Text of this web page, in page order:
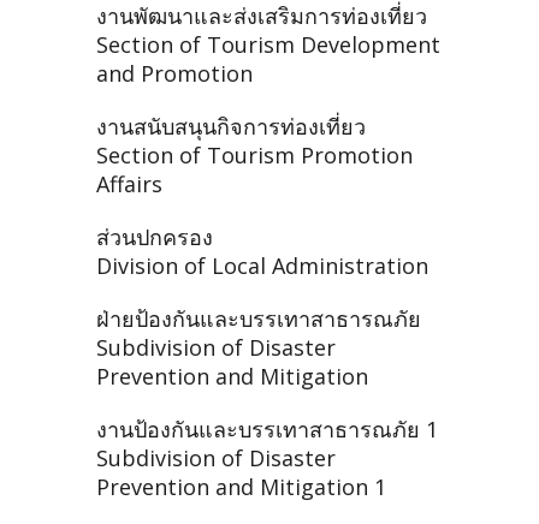
งานพัฒนาและส่งเสริมการท่องเที่ยว
Section of Tourism Development
and Promotion
งานสนับสนุนกิจการท่องเที่ยว
Section of Tourism Promotion
Affairs
ส่วนปกครอง
Division of Local Administration
ฝ่ายป้องกันและบรรเทาสาธารณภัย
Subdivision of Disaster
Prevention and Mitigation
งานป้องกันและบรรเทาสาธารณภัย 1
Subdivision of Disaster
Prevention and Mitigation 1